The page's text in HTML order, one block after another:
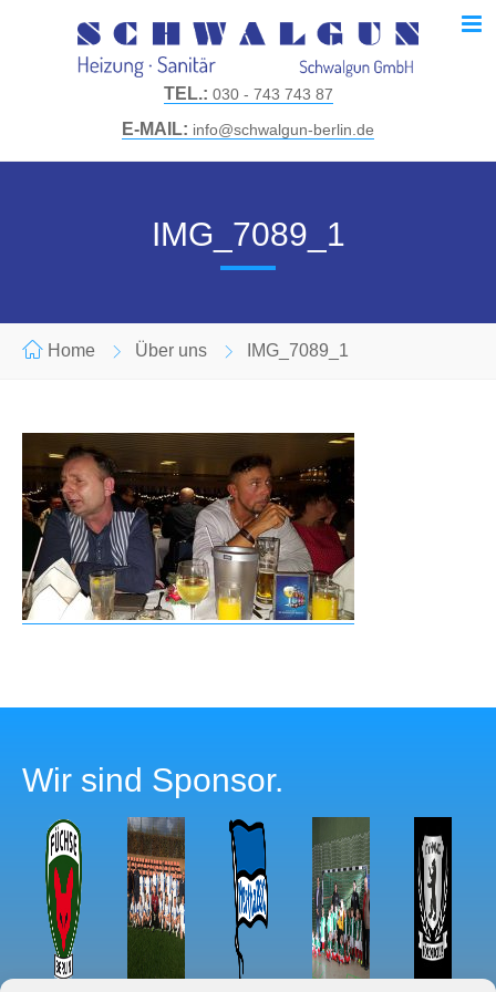
TEL.: 030 - 743 743 87
E-MAIL: info@schwalgun-berlin.de
IMG_7089_1
Home Über uns IMG_7089_1
Wir sind Sponsor.